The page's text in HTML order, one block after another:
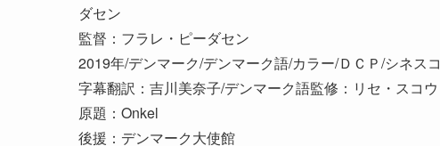
ダセン
監督：フラレ・ピーダセン
2019年/デンマーク/デンマーク語/カラー/ＤＣＰ/シネス
字幕翻訳：吉川美奈子/デンマーク語監修：リセ・スコウ
原題：Onkel
後援：デンマーク大使館